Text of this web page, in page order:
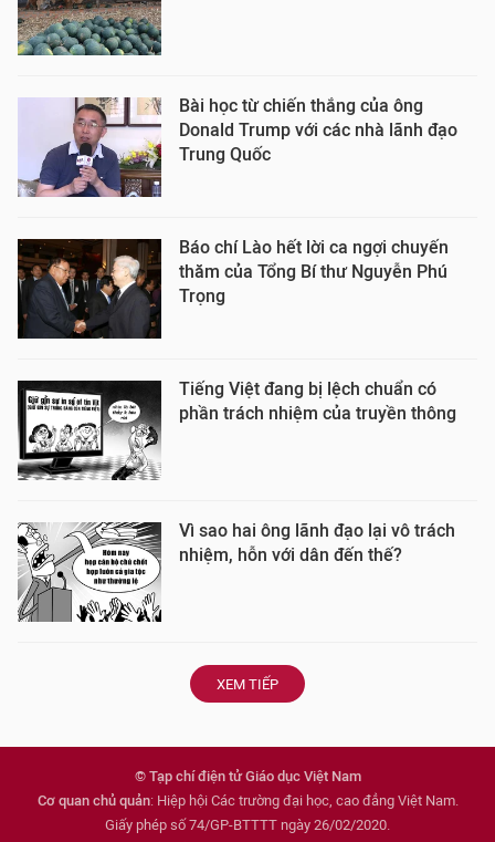
Bài học từ chiến thắng của ông
Donald Trump với các nhà lãnh đạo
Trung Quốc
Báo chí Lào hết lời ca ngợi chuyến
thăm của Tổng Bí thư Nguyễn Phú
Trọng
Tiếng Việt đang bị lệch chuẩn có
phần trách nhiệm của truyền thông
Vì sao hai ông lãnh đạo lại vô trách
nhiệm, hỗn với dân đến thế?
XEM TIẾP
© Tạp chí điện tử Giáo dục Việt Nam
Cơ quan chủ quản: Hiệp hội Các trường đại học, cao đẳng Việt Nam.
Giấy phép số 74/GP-BTTTT ngày 26/02/2020.